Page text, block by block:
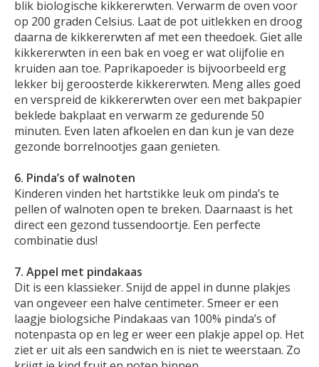
blik biologische kikkererwten. Verwarm de oven voor
op 200 graden Celsius. Laat de pot uitlekken en droog
daarna de kikkererwten af met een theedoek. Giet alle
kikkererwten in een bak en voeg er wat olijfolie en
kruiden aan toe. Paprikapoeder is bijvoorbeeld erg
lekker bij geroosterde kikkererwten. Meng alles goed
en verspreid de kikkererwten over een met bakpapier
beklede bakplaat en verwarm ze gedurende 50
minuten. Even laten afkoelen en dan kun je van deze
gezonde borrelnootjes gaan genieten.
6. Pinda’s of walnoten
Kinderen vinden het hartstikke leuk om pinda’s te
pellen of walnoten open te breken. Daarnaast is het
direct een gezond tussendoortje. Een perfecte
combinatie dus!
7. Appel met pindakaas
Dit is een klassieker. Snijd de appel in dunne plakjes
van ongeveer een halve centimeter. Smeer er een
laagje biologsiche Pindakaas van 100% pinda’s of
notenpasta op en leg er weer een plakje appel op. Het
ziet er uit als een sandwich en is niet te weerstaan. Zo